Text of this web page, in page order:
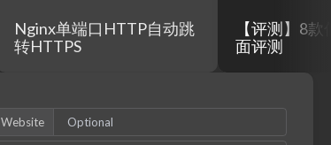
Nginx单端口HTTP自动跳
转HTTPS
【评测】8
面评测
Website